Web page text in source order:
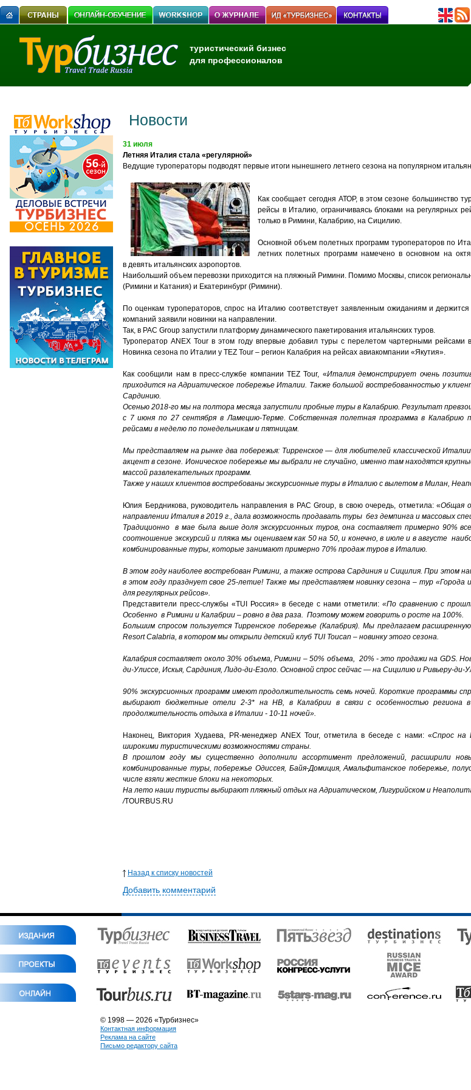
туристический бизнес
для профессионалов
Новости
31 июля
Летняя Италия cтала «регулярной»
Ведущие туроператоры подводят первые итоги нынешнего летнего сезона на популярном
Как сообщает сегодня АТОР, в этом сезоне большинство
рейсы в Италию, ограничиваясь блоками на регулярных
только в Римини, Калабрию, на Сицилию.
Основной объем полетных программ туроператоров по
летних полетных программ намечено в основном на
в девять итальянских аэропортов.
Наибольший объем перевозки приходится на пляжный Римини. Помимо Москвы, список
(Римини и Катания) и Екатеринбург (Римини).
По оценкам туроператоров, спрос на Италию соответствует заявленным ожиданиям и
компаний заявили новинки на направлении.
Так, в PAC Group запустили платформу динамического пакетирования итальянских туров.
Туроператор ANEX Tour в этом году впервые добавил туры с перелетом чартерными
Новинка сезона по Италии у TEZ Tour – регион Калабрия на рейсах авиакомпании «Якутия».
Как сообщили нам в пресс-службе компании TEZ Tour, «Италия демонстрирует очень
приходится на Адриатическое побережье Италии. Также большой востребованностью у
Сардинию.
Осенью 2018-го мы на полтора месяца запустили пробные туры в Калабрию. Результат
с 7 июня по 27 сентября в Ламецию-Терме. Cобственная полетная программа в Калабрию
рейсами в неделю по понедельникам и пятницам.
Мы представляем на рынке два побережья: Тирренское — для любителей классической
акцент в сезоне. Ионическое побережье мы выбрали не случайно, именно там находятся
массой развлекательных программ.
Также у наших клиентов востребованы экскурсионные туры в Италию с вылетом в Милан,
Юлия Бердникова, руководитель направления в PAC Group, в свою очередь, отметила:«Общая
направлении Италия в 2019 г., дала возможность продавать туры без демпинга и массовых
Традиционно в мае была выше доля экскурсионных туров, она составляет примерно 90%
соотношение экскурсий и пляжа мы оцениваем как 50 на 50, и конечно, в июле и в августе
комбинированные туры, которые занимают примерно 70% продаж туров в Италию.
В этом году наиболее востребован Римини, а также острова Сардиния и Сицилия. При этом
в этом году празднует свое 25-летие! Также мы представляем новинку сезона – тур «Города
для регулярных рейсов».
Представители пресс-службы «TUI Россия» в беседе с нами отметили: «По сравнению с
Особенно в Римини и Калабрии – ровно в два раза. Поэтому можем говорить о росте на 100%.
Большим спросом пользуется Тирренское побережье (Калабрия). Мы предлагаем
Resort Calabria, в котором мы открыли детский клуб TUI Toucan – новинку этого сезона.
Калабрия составляет около 30% объема, Римини –50% объема, 20% - это продажи на GDS.
ди-Улиссе, Искья, Сардиния, Лидо-ди-Езоло. Основной спрос сейчас — на Сицилию и Ривьеру-ди-
90% экскурсионных программ имеют продолжительность семь ночей. Короткие программы
выбирают бюджетные отели 2-3* на HB, в Калабрии в связи с особенностью региона
продолжительность отдыха в Италии - 10-11 ночей».
Наконец, Виктория Худаева, PR-менеджер ANEX Tour, отметила в беседе с нами: «Спрос на
широкими туристическими возможностями страны.
В прошлом году мы существенно дополнили ассортимент предложений, расширили
комбинированные туры, побережье Одиссея, Байя-Домиция, Амальфитанское побережье,
числе взяли жесткие блоки на некоторых.
На лето наши туристы выбирают пляжный отдых на Адриатическом, Лигурийском и Неаполи
/TOURBUS.RU
Назад к списку новостей
Добавить комментарий
© 1998 — 2026 «Турбизнес»
Контактная информация
Реклама на сайте
Письмо редактору сайта